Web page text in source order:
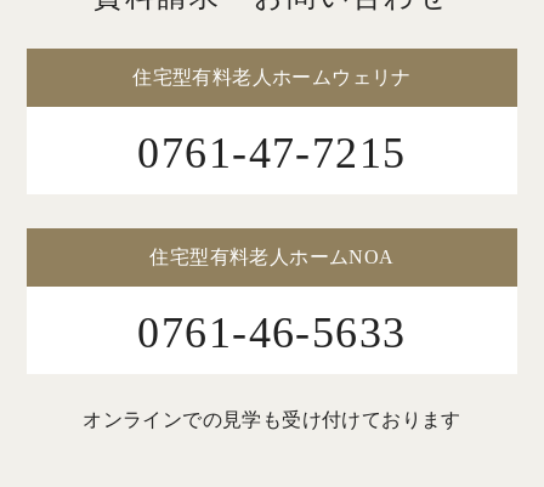
住宅型有料老人ホームウェリナ
0761-47-7215
住宅型有料老人ホームNOA
0761-46-5633
オンラインでの見学も受け付けております